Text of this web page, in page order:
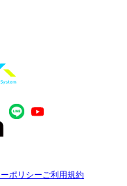
ポリシーご利用規約